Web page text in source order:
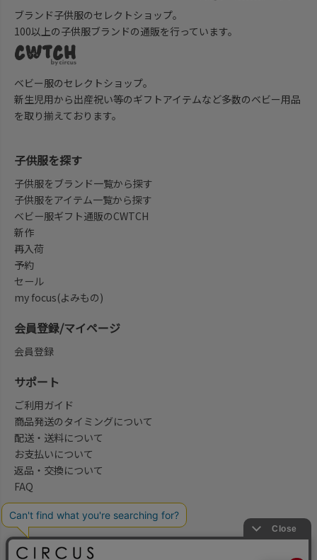
ブランド子供服のセレクトショップ。
100以上の子供服ブランドの通販を行っています。
ベビー服のセレクトショップ。
新生児用から出産祝い等のギフトアイテムなど多数のベビー用品
を取り揃えております。
会社概要/お問合せ先
子供服を探す
子供服をブランド一覧から探す
子供服をアイテム一覧から探す
ベビー服ギフト通販のCWTCH
新作
再入荷
予約
セール
my focus(よみもの)
会員登録/マイページ
会員登録
サポート
ご利用ガイド
商品発送のタイミングについて
配送・送料について
お支払いについて
返品・交換について
FAQ